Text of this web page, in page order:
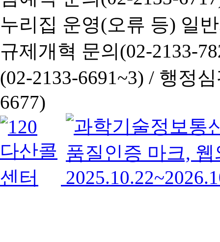
누리집 운영(오류 등) 일
규제개혁 문의(02-2133-
(02-2133-6691~3) / 행정심
6677)